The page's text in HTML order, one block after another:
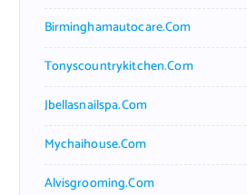
Birminghamautocare.com
Tonyscountrykitchen.com
Jbellasnailspa.com
Mychaihouse.com
Alvisgrooming.com